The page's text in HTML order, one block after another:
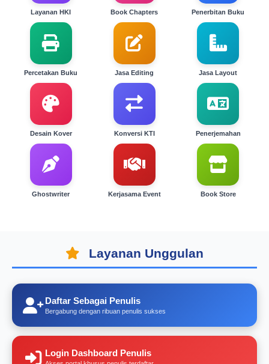
Layanan HKI Book Chapters Penerbitan Buku
Percetakan Buku Jasa Editing Jasa Layout
Desain Kover Konversi KTI Penerjemahan
Ghostwriter Kerjasama Event Book Store
Layanan Unggulan
Daftar Sebagai Penulis
Bergabung dengan ribuan penulis sukses
Login Dashboard Penulis